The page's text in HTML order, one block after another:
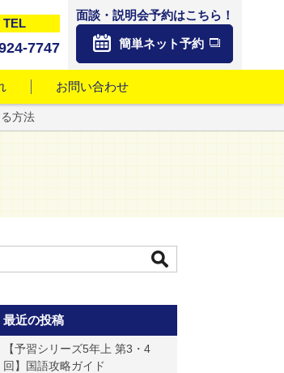
TEL
7747
面談・説明会予約はこちら！
簡単ネット予約
お問い合わせ
方法
最近の投稿
【予習シリーズ5年上 第3・4
回】国語攻略ガイド